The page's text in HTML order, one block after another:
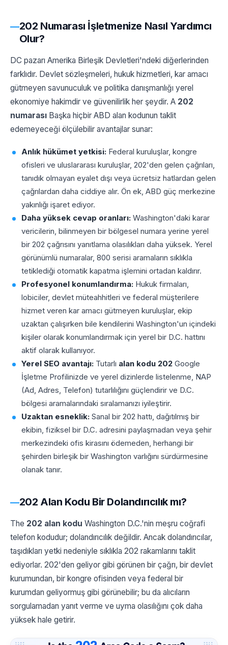
202 Numarası İşletmenize Nasıl Yardımcı
Olur?
DC pazarı Amerika Birleşik Devletleri'ndeki diğerlerinden
farklıdır. Devlet sözleşmeleri, hukuk hizmetleri, kar amacı
gütmeyen savunuculuk ve politika danışmanlığı yerel
ekonomiye hakimdir ve güvenilirlik her şeydir. A 202
numarası Başka hiçbir ABD alan kodunun taklit
edemeyeceği ölçülebilir avantajlar sunar:
Anlık hükümet yetkisi: Federal kuruluşlar, kongre
ofisleri ve uluslararası kuruluşlar, 202'den gelen çağrıları,
tanıdık olmayan eyalet dışı veya ücretsiz hatlardan gelen
çağrılardan daha ciddiye alır. Ön ek, ABD güç merkezine
yakınlığı işaret ediyor.
Daha yüksek cevap oranları: Washington'daki karar
vericilerin, bilinmeyen bir bölgesel numara yerine yerel
bir 202 çağrısını yanıtlama olasılıkları daha yüksek. Yerel
görünümlü numaralar, 800 serisi aramaların sıklıkla
tetiklediği otomatik kapatma işlemini ortadan kaldırır.
Profesyonel konumlandırma: Hukuk firmaları,
lobiciler, devlet müteahhitleri ve federal müşterilere
hizmet veren kar amacı gütmeyen kuruluşlar, ekip
uzaktan çalışırken bile kendilerini Washington'un içindeki
kişiler olarak konumlandırmak için yerel bir D.C. hattını
aktif olarak kullanıyor.
Yerel SEO avantajı: Tutarlı alan kodu 202 Google
İşletme Profilinizde ve yerel dizinlerde listelenme, NAP
(Ad, Adres, Telefon) tutarlılığını güçlendirir ve D.C.
bölgesi aramalarındaki sıralamanızı iyileştirir.
Uzaktan esneklik: Sanal bir 202 hattı, dağıtılmış bir
ekibin, fiziksel bir D.C. adresini paylaşmadan veya şehir
merkezindeki ofis kirasını ödemeden, herhangi bir
şehirden birleşik bir Washington varlığını sürdürmesine
olanak tanır.
202 Alan Kodu Bir Dolandırıcılık mı?
The 202 alan kodu Washington D.C.'nin meşru coğrafi
telefon kodudur; dolandırıcılık değildir. Ancak dolandırıcılar,
taşıdıkları yetki nedeniyle sıklıkla 202 rakamlarını taklit
ediyorlar. 202'den geliyor gibi görünen bir çağrı, bir devlet
kurumundan, bir kongre ofisinden veya federal bir
kurumdan geliyormuş gibi görünebilir; bu da alıcıların
sorgulamadan yanıt verme ve uyma olasılığını çok daha
yüksek hale getirir.